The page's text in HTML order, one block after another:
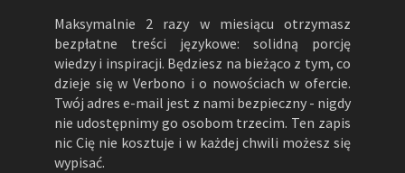
Maksymalnie 2 razy w miesiącu otrzymasz
bezpłatne treści językowe: solidną porcję
wiedzy i inspiracji. Będziesz na bieżąco z tym, co
dzieje się w Verbono i o nowościach w ofercie.
Twój adres e-mail jest z nami bezpieczny - nigdy
nie udostępnimy go osobom trzecim. Ten zapis
nic Cię nie kosztuje i w każdej chwili możesz się
wypisać.